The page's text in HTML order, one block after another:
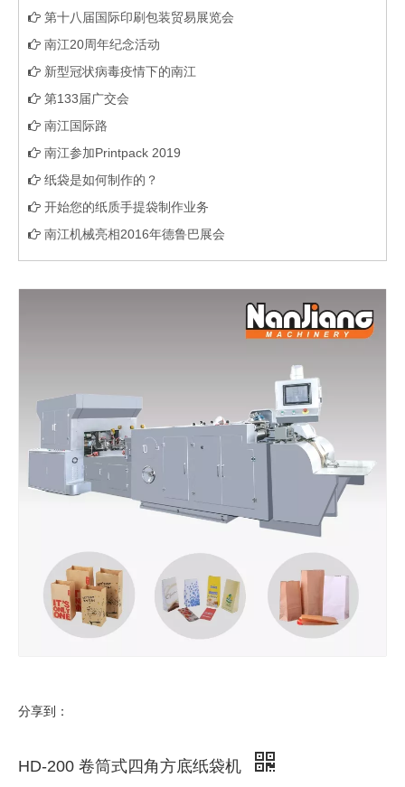
第十八届国际印刷包装贸易展览会
南江20周年纪念活动
新型冠状病毒疫情下的南江
第133届广交会
南江国际路
南江参加Printpack 2019
纸袋是如何制作的？
开始您的纸质手提袋制作业务
南江机械亮相2016年德鲁巴展会
分享到：
HD-200 卷筒式四角方底纸袋机